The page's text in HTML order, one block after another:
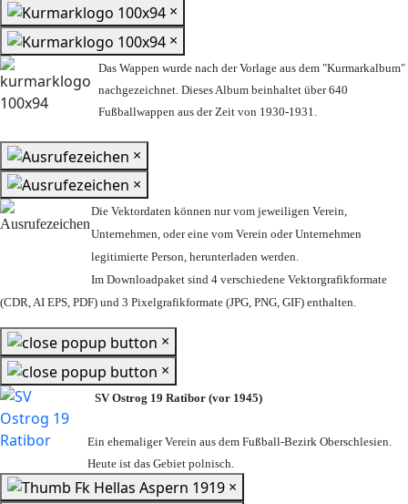
×
×
Das Wappen wurde nach der Vorlage aus dem "Kurmarkalbum"
nachgezeichnet. Dieses Album beinhaltet über 640
Fußballwappen aus der Zeit von 1930-1931.
×
×
Die Vektordaten können nur vom jeweiligen Verein,
Unternehmen, oder eine vom Verein oder Unternehmen
legitimierte Person, herunterladen werden.
Im Downloadpaket sind 4 verschiedene Vektorgrafikformate
(CDR, AI EPS, PDF) und 3 Pixelgrafikformate (JPG, PNG, GIF) enthalten.
×
×
SV Ostrog 19 Ratibor (vor 1945)
Ein ehemaliger Verein aus dem Fußball-Bezirk Oberschlesien.
Heute ist das Gebiet polnisch.
×